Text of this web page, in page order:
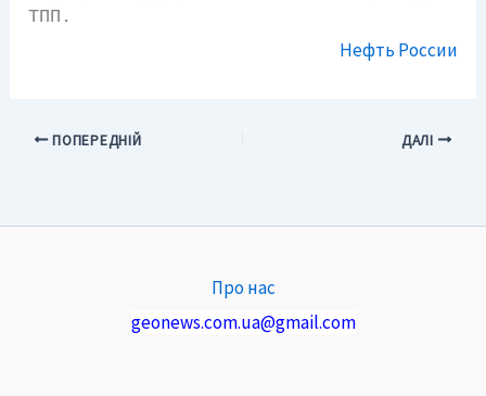
ТПП.
Нефть России
ПОПЕРЕДНІЙ ДАЛІ
Про нас
geonews.com.ua@gmail.com